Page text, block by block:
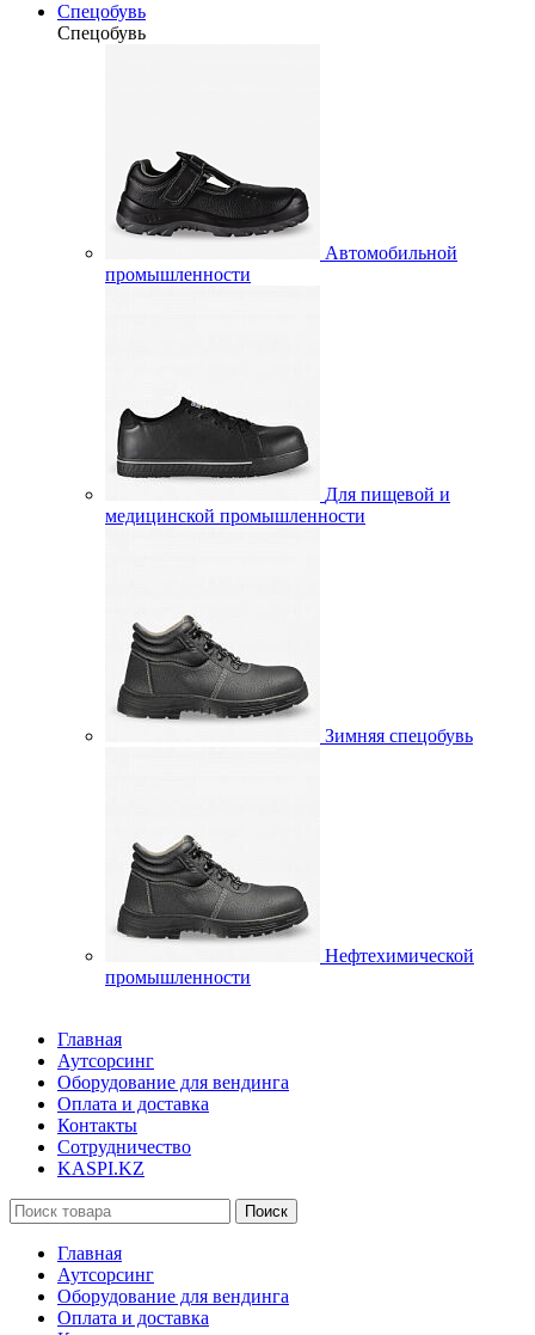
Спецобувь
Спецобувь
Автомобильной
промышленности
Для пищевой и
медицинской промышленности
Зимняя спецобувь
Нефтехимической
промышленности
Главная
Аутсорсинг
Оборудование для вендинга
Оплата и доставка
Контакты
Сотрудничество
KASPI.KZ
Поиск
Главная
Аутсорсинг
Оборудование для вендинга
Оплата и доставка